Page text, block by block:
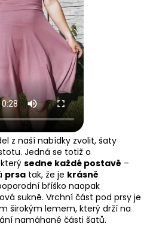
z naší nabídky zvolit, šaty
Jedná se totiž o
sedne každé postavě –
prsa tak, že je krásně
bříško naopak
sukně. Vrchní část pod prsy je
širokým lemem, který drží na
namáhané části šatů.